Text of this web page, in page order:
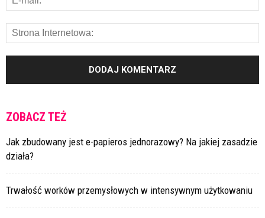
ZOBACZ TEŻ
Jak zbudowany jest e-papieros jednorazowy? Na jakiej zasadzie
działa?
Trwałość worków przemysłowych w intensywnym użytkowaniu